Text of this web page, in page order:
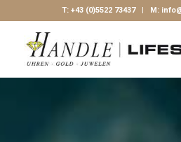
T: +43 (0)5522 73437| M: